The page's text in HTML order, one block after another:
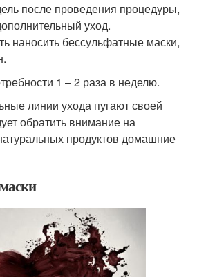
после проведения процедуры,
уход.
наносить бессульфатные маски,
1 – 2 раза в неделю.
линии ухода пугают своей
обратить внимание на
продуктов домашние